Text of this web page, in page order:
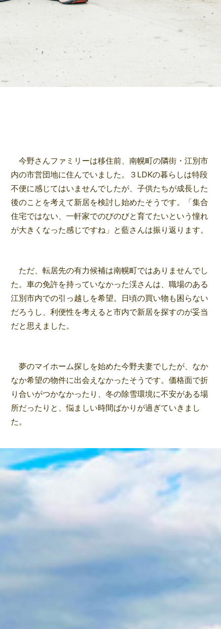
今野さんファミリーは移住前、南幌町の隣街・江別市
内の市営団地に住んでいました。３LDKの暮らしは特段
不便に感じてはいませんでしたが、子供たちが成長した
後のことを考えて新居を検討し始めたそうです。「集合
住宅ではない、一軒家でのびのびと育てたいという憧れ
が大きくなった感じですね」と藍さんは振り返ります。
ただ、転居先の有力候補は南幌町ではありませんでし
た。車の免許を持っていなかった渓さんは、職場のある
江別市内での引っ越しを希望。日頃の買い物も困らない
だろうし、利便性を考えると市内で新居を探すのが妥当
だと思えました。
夢のマイホーム探しを始めた今野夫妻でしたが、なか
なか希望の物件に出会えなかったそうです。価格面で折
り合いがつかなかったり、冬の除雪環境に不安がある場
所だったりと、悩ましい時間ばかりが過ぎていきまし
た。